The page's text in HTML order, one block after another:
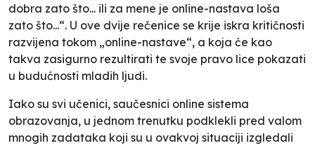
dobra zato što... ili za mene je online-nastava loša
zato što...“. U ove dvije rečenice se krije iskra kritičnosti
razvijena tokom „online-nastave“, a koja će kao
takva zasigurno rezultirati te svoje pravo lice pokazati
u budućnosti mladih ljudi.
Iako su svi učenici, saučesnici online sistema
obrazovanja, u jednom trenutku podklekli pred valom
mnogih zadataka koji su u ovakvoj situaciji izgledali